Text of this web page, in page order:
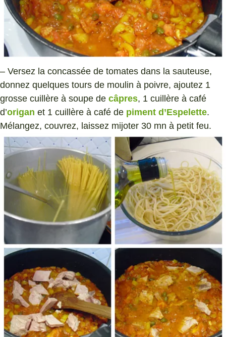
– Versez la concassée de tomates dans la sauteuse,
donnez quelques tours de moulin à poivre, ajoutez 1
grosse cuillère à soupe de câpres, 1 cuillère à café
d’origan et 1 cuillère à café de piment d’Espelette.
Mélangez, couvrez, laissez mijoter 30 mn à petit feu.